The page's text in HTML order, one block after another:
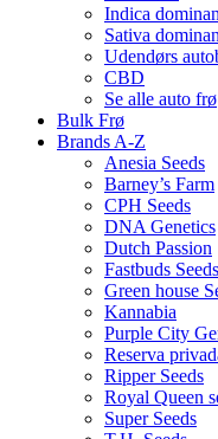
Indica
Sativa
Udendørs
CBD
Se alle auto frø
Bulk Frø
Brands A-Z
Anesia Seeds
Barney’s Farm
CPH Seeds
DNA Genetics
Dutch Passion
Fastbuds Seeds
Green house
Kannabia
Purple City
Reserva
Ripper Seeds
Royal Queen
Super Seeds